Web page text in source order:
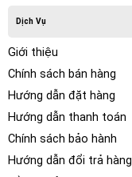
Dịch Vụ
Giới thiệu
Chính sách bán hàng
Hướng dẫn đặt hàng
Hướng dẫn thanh toán
Chính sách bảo hành
Hướng dẫn đổi trả hàng